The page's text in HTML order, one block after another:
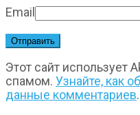
Email
Этот сайт использует
спамом. Узнайте, как
данные комментариев.